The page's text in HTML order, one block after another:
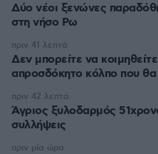
Δύο νέοι ξενώνες
στη νήσο Ρω
Δεν μπορείτε να
απροσδόκητο κόλπο που
πριν 41 λεπτά
Άγριος ξυλοδαρμός
συλλήψεις
πριν 42 λεπτά
πριν μία ώρα